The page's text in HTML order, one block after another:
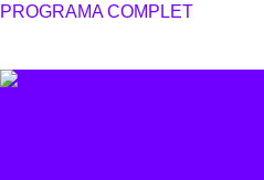
PROGRAMA COMPLET